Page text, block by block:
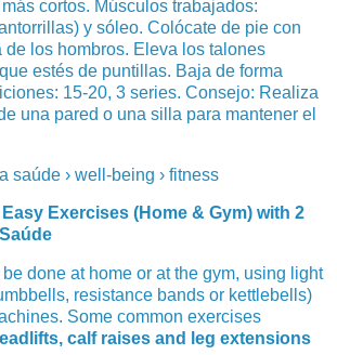
cortos. Músculos trabajados:
y sóleo. Colócate de pie con
de los hombros. Eleva los talones
estés de puntillas. Baja de forma
15-20, 3 series. Consejo: Realiza
una pared o una silla para mantener el
saúde › well-being › fitness
Exercises (Home & Gym) with 2
done at home or at the gym, using light
resistance bands or kettlebells)
Some common exercises
calf raises and leg extensions